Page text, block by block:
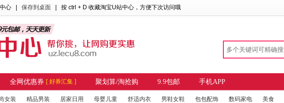
心 保存到桌面 | 按 ctrl + D 收藏淘宝U站中心 ，方便下次访问哦
全网优惠券 [ 好券汇集 ] 聚划算/淘抢购 9.9包邮 手机APP
女装 精品男装 居家日用 母婴儿童 舒适内衣 男鞋女鞋 包包配饰 数码家电 美食